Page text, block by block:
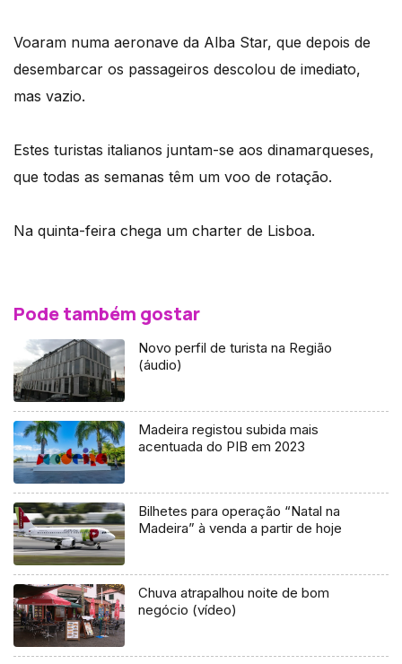
Voaram numa aeronave da Alba Star, que depois de
desembarcar os passageiros descolou de imediato,
mas vazio.
Estes turistas italianos juntam-se aos dinamarqueses,
que todas as semanas têm um voo de rotação.
Na quinta-feira chega um charter de Lisboa.
Pode também gostar
Novo perfil de turista na Região
(áudio)
Madeira registou subida mais
acentuada do PIB em 2023
Bilhetes para operação “Natal na
Madeira” à venda a partir de hoje
Chuva atrapalhou noite de bom
negócio (vídeo)